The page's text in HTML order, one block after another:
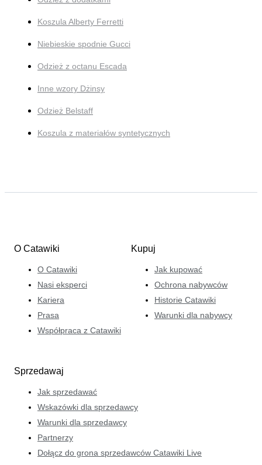
Koszula Alberty Ferretti
Niebieskie spodnie Gucci
Odzież z octanu Escada
Inne wzory Dżinsy
Odzież Belstaff
Koszula z materiałów syntetycznych
O Catawiki
O Catawiki
Nasi eksperci
Kariera
Prasa
Współpraca z Catawiki
Kupuj
Jak kupować
Ochrona nabywców
Historie Catawiki
Warunki dla nabywcy
Sprzedawaj
Jak sprzedawać
Wskazówki dla sprzedawcy
Warunki dla sprzedawcy
Partnerzy
Dołącz do grona sprzedawców Catawiki Live